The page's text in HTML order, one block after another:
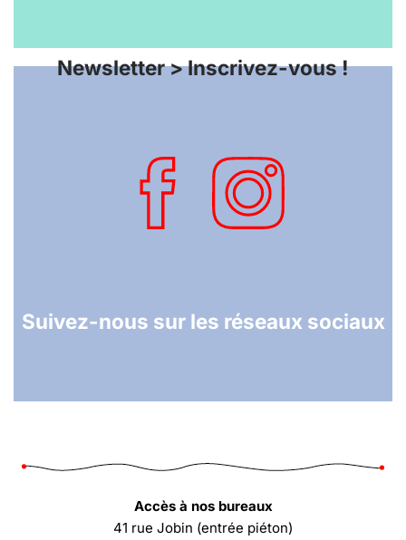
Newsletter > Inscrivez-vous !
Suivez-nous sur les réseaux sociaux
Accès à nos bureaux
41 rue Jobin (entrée piéton)